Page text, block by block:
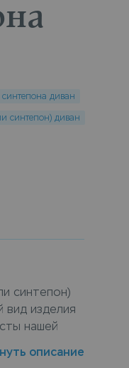
диван
синтепон) диван
синтепон)
вид изделия
нашей
от любых
описание